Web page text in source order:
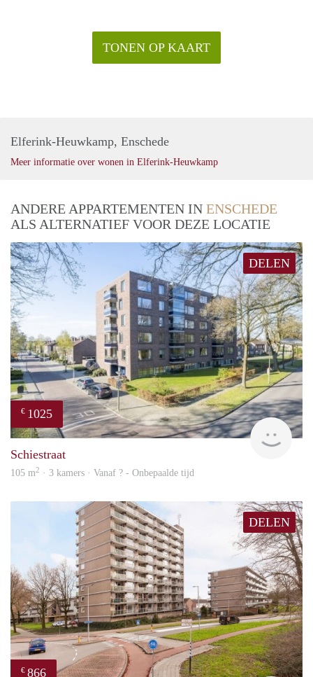
TONEN OP KAART
Elferink-Heuwkamp, Enschede
Meer informatie over wonen in Elferink-Heuwkamp
ANDERE APPARTEMENTEN IN ENSCHEDE
ALS ALTERNATIEF VOOR DEZE LOCATIE
DELEN
€ 1025
Schiestraat
105 m2 · 3 kamers · Vanaf ? - Onbepaalde tijd
DELEN
€ 866